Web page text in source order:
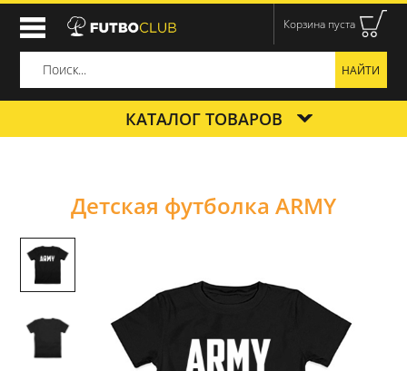
Корзина пуста
КАТАЛОГ ТОВАРОВ
Детская футболка ARMY